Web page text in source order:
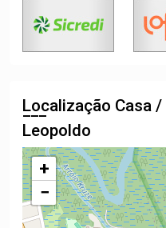
Localização Casa
Leopoldo
+
−